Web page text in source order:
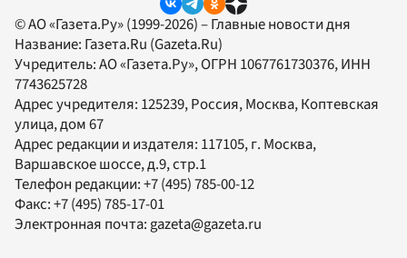
© АО «Газета.Ру» (1999-2026) – Главные новости дня
Название: Газета.Ru (Gazeta.Ru)
Учредитель:АО «Газета.Ру», ОГРН 1067761730376, ИНН
7743625728
Адрес учредителя: 125239, Россия, Москва, Коптевская
улица, дом 67
Адрес редакции и издателя: 117105, г. Москва,
Варшавское шоссе, д.9, стр.1
Телефон редакции:+7 (495) 785-00-12
Факс:+7 (495) 785-17-01
Электронная почта: gazeta@gazeta.ru